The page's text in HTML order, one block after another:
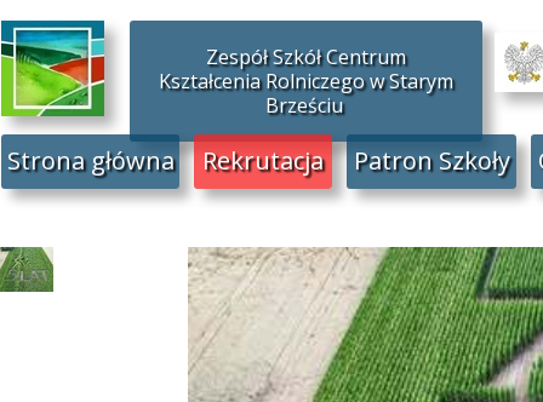
Rekrutacja
Strona główna Patron Szkoły
Zespół Szkół Centrum
Kształcenia Rolniczego w Starym
Brześciu